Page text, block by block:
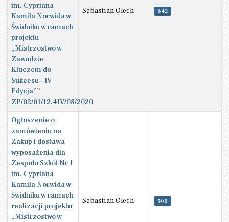
im. Cypriana
Kamila Norwida w
Świdniku w ramach
projektu
„Mistrzostwo w
Zawodzie
Kluczem do
Sukcesu – IV
Edycja””
ZP/02/01/12.4IV/08/2020
Sebastian Olech 642
Ogłoszenie o
zamówieniu na
Zakup i dostawa
wyposażenia dla
Zespołu Szkół Nr 1
im. Cypriana
Kamila Norwida w
Świdniku w ramach
realizacji projektu
„Mistrzostwo w
Sebastian Olech 500